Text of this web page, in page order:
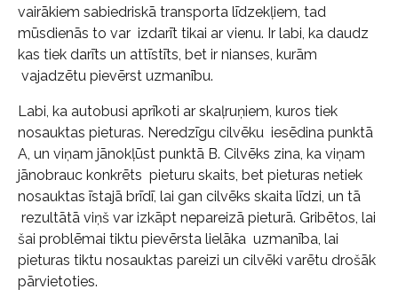
vairākiem sabiedriskā transporta līdzekļiem, tad
mūsdienās to var izdarīt tikai ar vienu. Ir labi, ka daudz
kas tiek darīts un attīstīts, bet ir nianses, kurām
vajadzētu pievērst uzmanību.
Labi, ka autobusi aprīkoti ar skaļruņiem, kuros tiek
nosauktas pieturas. Neredzīgu cilvēku iesēdina punktā
A, un viņam jānokļūst punktā B. Cilvēks zina, ka viņam
jānobrauc konkrēts pieturu skaits, bet pieturas netiek
nosauktas īstajā brīdī, lai gan cilvēks skaita līdzi, un tā
rezultātā viņš var izkāpt nepareizā pieturā. Gribētos, lai
šai problēmai tiktu pievērsta lielāka uzmanība, lai
pieturas tiktu nosauktas pareizi un cilvēki varētu drošāk
pārvietoties.